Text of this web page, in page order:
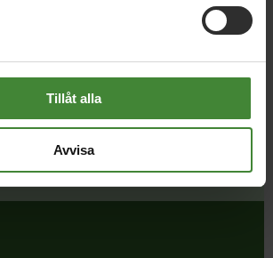
Tillåt alla
Avvisa
Publicerad 2022-04-05
Uppdaterad 2026-08-07